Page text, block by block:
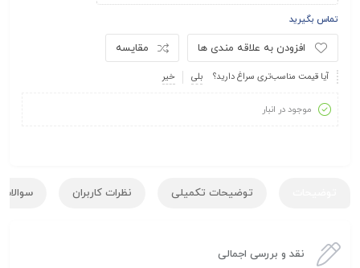
تماس بگیرید
مقایسه افزودن به علاقه مندی ها
آیا قیمت مناسب‌تری سراغ دارید؟ بلی خیر
موجود در انبار
توضیحات تکمیلی نظرات کاربران سوالات
نقد و بررسی اجمالی